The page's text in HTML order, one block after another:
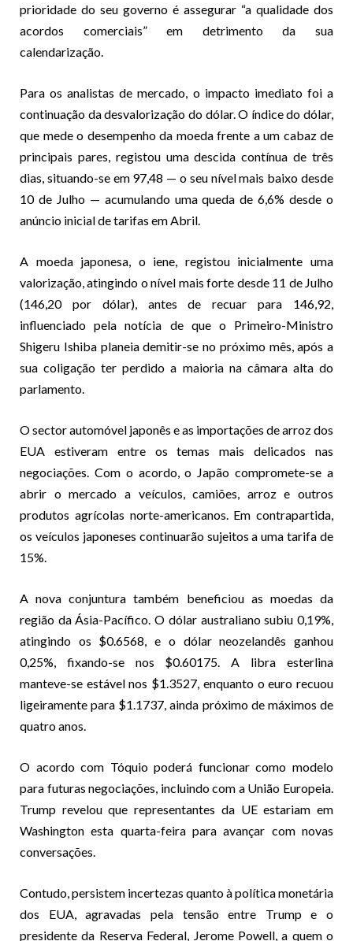
prioridade do seu governo é assegurar “a qualidade dos
acordos comerciais” em detrimento da sua
calendarização.
Para os analistas de mercado, o impacto imediato foi a
continuação da desvalorização do dólar. O índice do dólar,
que mede o desempenho da moeda frente a um cabaz de
principais pares, registou uma descida contínua de três
dias, situando-se em 97,48 — o seu nível mais baixo desde
10 de Julho — acumulando uma queda de 6,6% desde o
anúncio inicial de tarifas em Abril.
A moeda japonesa, o iene, registou inicialmente uma
valorização, atingindo o nível mais forte desde 11 de Julho
(146,20 por dólar), antes de recuar para 146,92,
influenciado pela notícia de que o Primeiro-Ministro
Shigeru Ishiba planeia demitir-se no próximo mês, após a
sua coligação ter perdido a maioria na câmara alta do
parlamento.
O sector automóvel japonês e as importações de arroz dos
EUA estiveram entre os temas mais delicados nas
negociações. Com o acordo, o Japão compromete-se a
abrir o mercado a veículos, camiões, arroz e outros
produtos agrícolas norte-americanos. Em contrapartida,
os veículos japoneses continuarão sujeitos a uma tarifa de
15%.
A nova conjuntura também beneficiou as moedas da
região da Ásia-Pacífico. O dólar australiano subiu 0,19%,
atingindo os $0.6568, e o dólar neozelandês ganhou
0,25%, fixando-se nos $0.60175. A libra esterlina
manteve-se estável nos $1.3527, enquanto o euro recuou
ligeiramente para $1.1737, ainda próximo de máximos de
quatro anos.
O acordo com Tóquio poderá funcionar como modelo
para futuras negociações, incluindo com a União Europeia.
Trump revelou que representantes da UE estariam em
Washington esta quarta-feira para avançar com novas
conversações.
Contudo, persistem incertezas quanto à política monetária
dos EUA, agravadas pela tensão entre Trump e o
presidente da Reserva Federal, Jerome Powell, a quem o